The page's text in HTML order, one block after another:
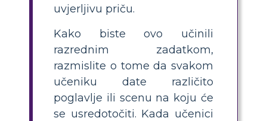
uvjerljivu priču.
Kako biste ovo učinili
razrednim zadatkom,
razmislite o tome da svakom
učeniku date različito
poglavlje ili scenu na koju će
se usredotočiti. Kada učenici